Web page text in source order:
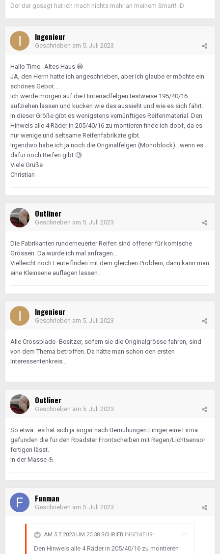
Der der gesagt hat ich mach nichts mehr an meinem Smart!:-D
Ingenieur
Geschrieben am 5. Juli 2023
Hallo Timo- Altes Haus 😀
JA, den Herrn hatte ich angeschrieben, aber ich glaube er möchte ein
schönes Gebot...
Ich werde morgen auf die Hinterradfelgen testweise 195/40/16
aufziehen lassen und kucken wie das aussieht und wie es sich fährt.
In dieser Größe gibt es wenigstens vernünftiges Reifenmaterial. Den
Hinweis alle 4 Räder in 205/40/16 zu montieren finde ich doof, da es
nur wenige und seltsame Reifenfabrikate gibt.
Irgendwo habe ich ja noch die Originalfelgen (Monoblock)...wenn es
dafür noch Reifen gibt 🧐
Viele Grüße
Christian
Outliner
Geschrieben am 5. Juli 2023
Die Fabrikanten runderneuerter Reifen sind offener für komische
Grössen. Da würde ich mal anfragen...
Vielleicht noch Leute finden mit dem gleichen Problem, dann kann man
eine Kleinserie auflegen lassen.
Ingenieur
Geschrieben am 5. Juli 2023
Alle Crossblade- Besitzer, sofern sie die Originalgrösse fahren, sind
von dem Thema betroffen. Da hätte man schon den ersten
Interessentenkreis...
Outliner
Geschrieben am 5. Juli 2023
So etwa...es hat sich ja sogar nach Bemühungen Einiger eine Firma
gefunden die für den Roadster Frontscheiben mit Regen/Lichtsensor
fertigen lässt.
In der Masse 💪
Funman
Geschrieben am 5. Juli 2023
AM 5.7.2023 UM 20:38 SCHRIEB INGENIEUR:
Den Hinweis alle 4 Räder in 205/40/16 zu montieren